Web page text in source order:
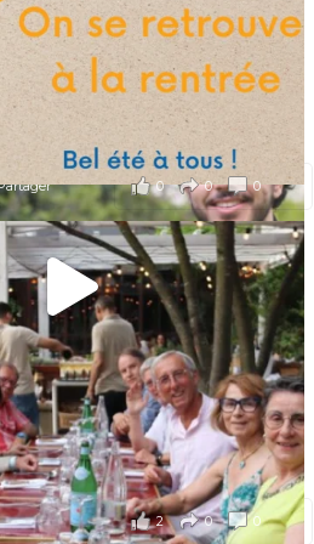
de l'humain !
des ingénieurs, des bachelors, des
qui allient excellence technologique et
au cœur de notre pro
0 0 0
🚀
14 Alumni vivant / travaillant
un moment convivial de
!
votre présence et à Alexandre
!
2 0 0
une association de loi 1901